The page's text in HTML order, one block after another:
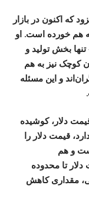
که اکنون در بازار
هم خورده است. او
بخش تولید و
کوچک نیز به هم
و این مسئله
دلار، کوشیده
قیمت دلار را
و هم
تا محدوده
مقداری کاهش